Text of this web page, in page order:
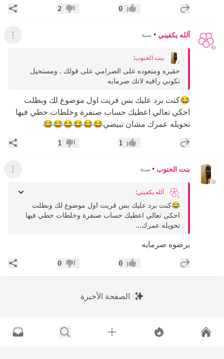
إضافة رد جديد إعجاب0 عدم إعجاب
2
آلله يكفيني • سنة عرض
بنت الحنوب:
حقيره ومتعوده على الصرامي على قولك . ومستحيل
تكوني راقيه لانك صرمايه
😂كنت برد عليك بس قريت اول موضوع لك وبطلت
احكي تعالي اعطيك حساب صنفرة وخلطات حطي فيها
تحويله عمرك مشان تبيضي😂😂😂😂😂😂
إضافة رد جديد إعجاب1 عدم إعجاب
1
بنت الحنوب • سنة عرض
آلله يكفيني:
😂كنت برد عليك بس قريت اول موضوع لك وبطلت
احكي تعالي اعطيك حساب صنفرة وخلطات حطي فيها
تحويله عمرك...
برضوه صرمايه
إضافة رد جديد إعجاب0 عدم إعجاب
0
الصفحة الأخيرة